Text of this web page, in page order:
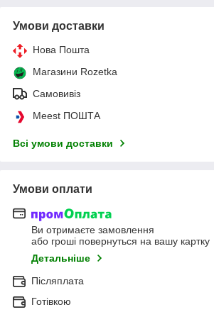
Умови доставки
Нова Пошта
Магазини Rozetka
Самовивіз
Meest ПОШТА
Всі умови доставки
Умови оплати
Ви отримаєте замовлення
або гроші повернуться на вашу картку
Детальніше
Післяплата
Готівкою